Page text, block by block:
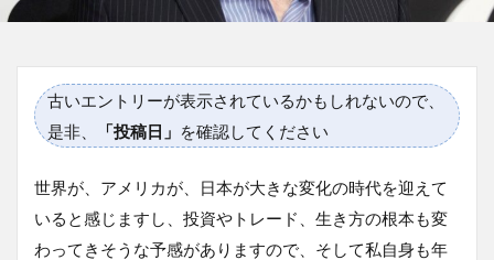
古いエントリーが表示されているかもしれないので、
是非、
「投稿日」 を確認してください
世界が、アメリカが、日本が大きな変化の時代を迎えて
いると感じますし、投資やトレード、生き方の根本も変
わってきそうな予感がありますので、そして私自身も年